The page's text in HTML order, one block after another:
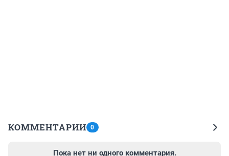
КОММЕНТАРИИ 0
Пока нет ни одного комментария.